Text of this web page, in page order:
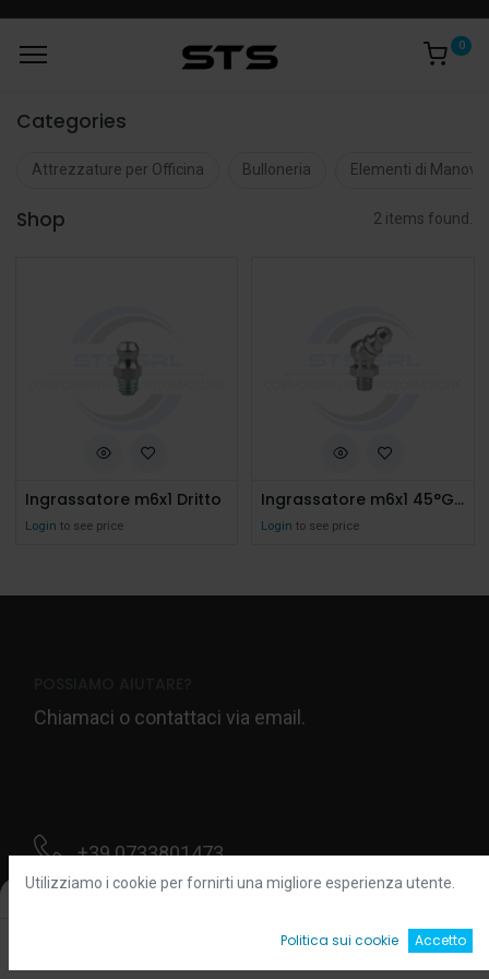
Default
0
Categories
Attrezzature per Officina Bulloneria Elementi di
Shop 2 items found.
Ingrassatore m6x1 Dritto
Login to see price
Ingrassatore m6x1 45°G. Esag. 11mm
Login to see price
Chiamaci o contattaci via email.
+39 0733801473
Utilizziamo i cookie per fornirti una migliore esperienza utente.
Politica sui cookie Accetto